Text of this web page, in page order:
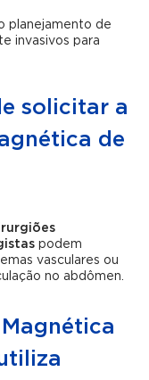
planejamento de
invasivos para
solicitar a
de
podem
vasculares ou
no abdômen.